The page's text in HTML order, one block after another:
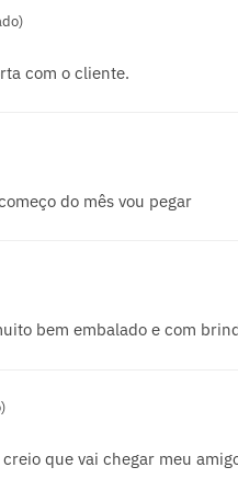
com o cliente.
do mês vou pegar
bem embalado e com
que vai chegar meu